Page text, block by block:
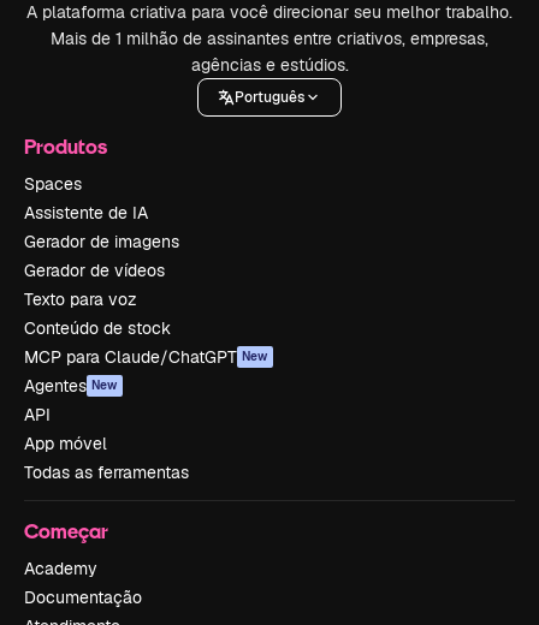
A plataforma criativa para você direcionar seu melhor trabalho.
Mais de 1 milhão de assinantes entre criativos, empresas,
agências e estúdios.
Português
Produtos
Spaces
Assistente de IA
Gerador de imagens
Gerador de vídeos
Texto para voz
Conteúdo de stock
MCP para Claude/ChatGPT New
Agentes New
API
App móvel
Todas as ferramentas
Começar
Academy
Documentação